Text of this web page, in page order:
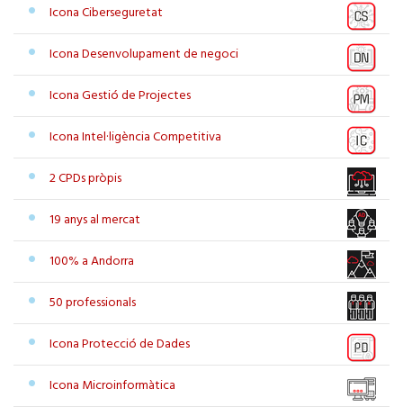
Icona Ciberseguretat
Icona Desenvolupament de negoci
Icona Gestió de Projectes
Icona Intel·ligència Competitiva
2 CPDs pròpis
19 anys al mercat
100% a Andorra
50 professionals
Icona Protecció de Dades
Icona Microinformàtica